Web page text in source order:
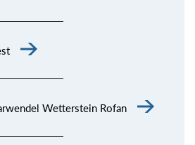
Wetterstein Rofan